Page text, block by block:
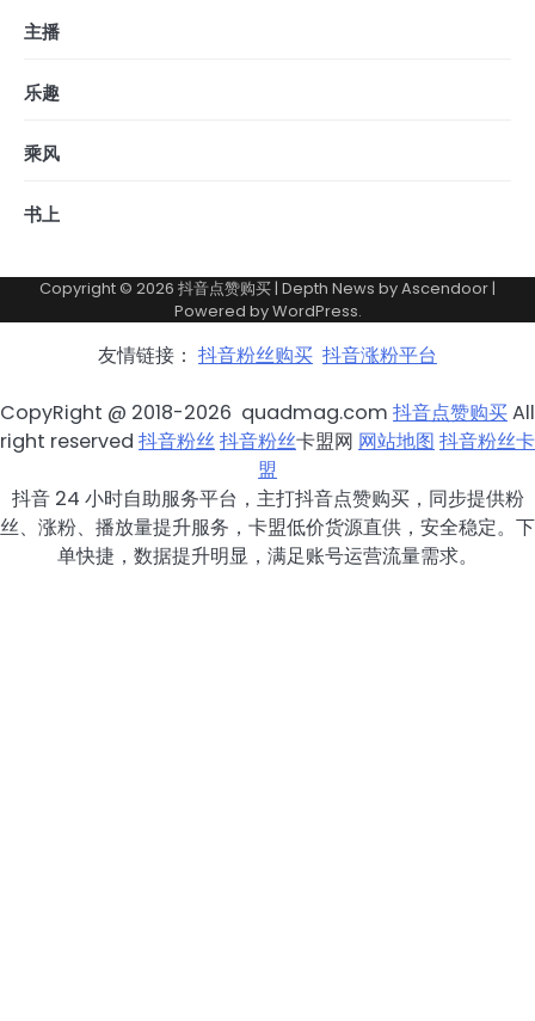
主播
乐趣
乘风
书上
Copyright © 2026 抖音点赞购买| Depth News byAscendoor|
Powered byWordPress.
友情链接： 抖音粉丝购买 抖音涨粉平台
CopyRight @ 2018-2026 quadmag.com 抖音点赞购买All
right reserved 抖音粉丝抖音粉丝卡盟网 网站地图 抖音粉丝卡
盟
抖音 24 小时自助服务平台，主打抖音点赞购买，同步提供粉
丝、涨粉、播放量提升服务，卡盟低价货源直供，安全稳定。下
单快捷，数据提升明显，满足账号运营流量需求。